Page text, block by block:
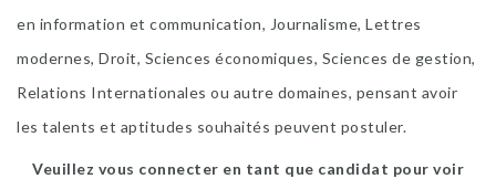
en information et communication, Journalisme, Lettres
modernes, Droit, Sciences économiques, Sciences de gestion,
Relations Internationales ou autre domaines, pensant avoir
les talents et aptitudes souhaités peuvent postuler.
Veuillez vous connecter en tant que candidat pour voir